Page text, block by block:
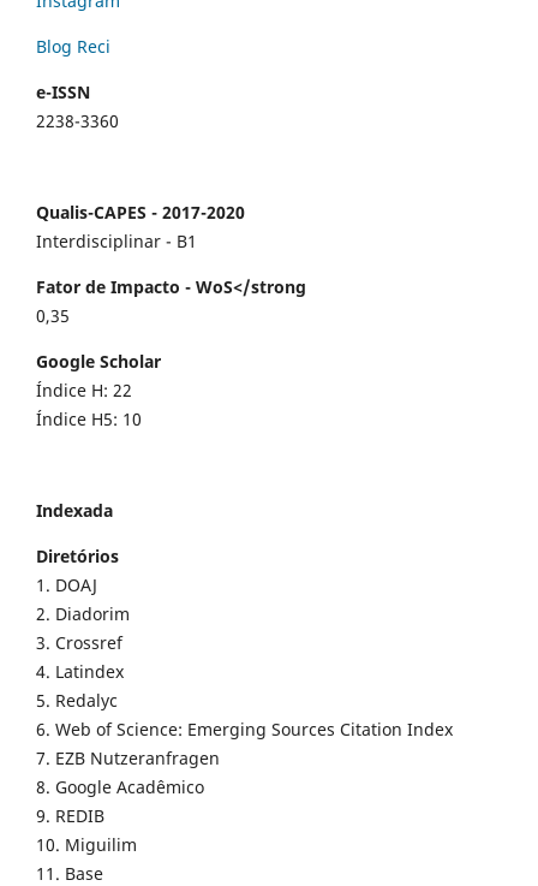
Blog Reci
e-ISSN
2238-3360
Qualis-CAPES - 2017-2020
Interdisciplinar - B1
Fator de Impacto - WoS</strong
0,35
Google Scholar
Índice H: 22
Índice H5: 10
Indexada
Diretórios
1. DOAJ
2. Diadorim
3. Crossref
4. Latindex
5. Redalyc
6. Web of Science: Emerging Sources Citation Index
7. EZB Nutzeranfragen
8. Google Acadêmico
9. REDIB
10. Miguilim
11. Base